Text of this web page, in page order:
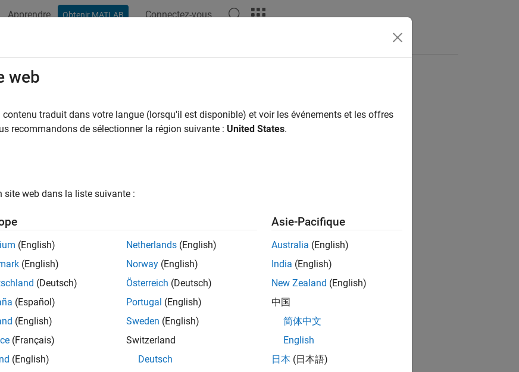
Apprendre Obtenir MATLAB Connectez-vous
How useful was this information?
web
traduit dans votre langue (lorsqu'il est disponible) et voir les événements et les offres
recommandons de sélectionner la région suivante : United States.
site web dans la liste suivante :
(English)
(English)
(Deutsch)
(Español)
(English)
(Français)
(English)
Netherlands (English)
Norway (English)
Österreich (Deutsch)
Portugal (English)
Sweden (English)
Switzerland
Deutsch
Asie-Pacifique
Australia (English)
India (English)
New Zealand (English)
中国
简体中文
English
日本 (日本語)